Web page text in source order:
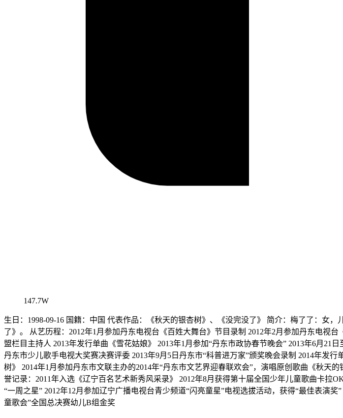
147.7W
生日：1998-09-16 国籍：中国 代表作品：《秋天的银杏树》、《没完没了》 简介：梅了了：女
了》。 从艺历程：2012年1月参加丹东电视台《百姓大舞台》节目录制 2012年2月参加丹东电视
盟栏目主持人 2013年发行单曲《雪花姑娘》 2013年1月参加“丹东市政协春节晚会” 2013年6月21
丹东市少儿歌手电视大奖赛决赛评委 2013年9月5日丹东市“科普进万家”颁奖晚会录制 2014年发
树》 2014年1月参加丹东市文联主办的2014年“丹东市文艺界迎春联欢会”，演唱原创歌曲《秋天
誉记录：2011年入选《辽宁百名艺术新秀风采录》 2012年8月获得第十届全国少年儿童歌曲卡拉
“一周之星” 2012年12月参加辽宁广播电视台青少频道“闪亮童星”电视选拔活动，获得“最佳表演
童歌会”全国总决赛幼儿B组金奖